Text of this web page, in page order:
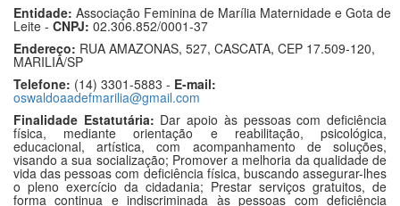
Entidade: Associação Feminina de Marília Maternidade e Gota de
Leite - CNPJ: 02.306.852/0001-37
Endereço: RUA AMAZONAS, 527, CASCATA, CEP 17.509-120,
MARILIA/SP
Telefone: (14) 3301-5883 - E-mail:
oswaldoaadefmarilia@gmail.com
Finalidade Estatutária: Dar apoio às pessoas com deficiência
física, mediante orientação e reabilitação, psicológica,
educacional, artística, com acompanhamento de soluções,
visando a sua socialização; Promover a melhoria da qualidade de
vida das pessoas com deficiência física, buscando assegurar-lhes
o pleno exercício da cidadania; Prestar serviços gratuitos, de
forma continua e indiscriminada às pessoas com deficiência